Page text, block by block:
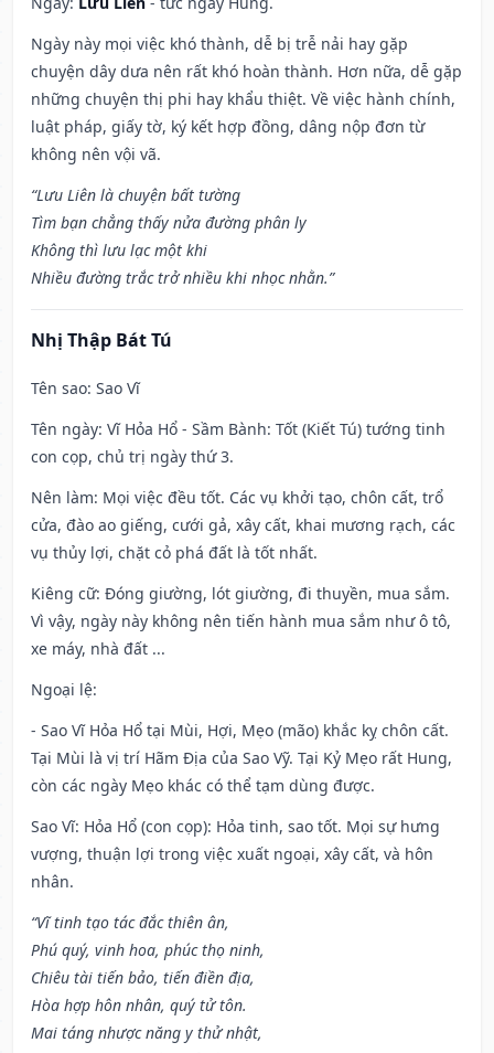
Ngày này mọi việc khó thành, dễ bị trễ nải hay gặp
chuyện dây dưa nên rất khó hoàn thành. Hơn nữa, dễ gặp
những chuyện thị phi hay khẩu thiệt. Về việc hành chính,
luật pháp, giấy tờ, ký kết hợp đồng, dâng nộp đơn từ
không nên vội vã.
“Lưu Liên là chuyện bất tường
Tìm bạn chẳng thấy nửa đường phân ly
Không thì lưu lạc một khi
Nhiều đường trắc trở nhiều khi nhọc nhằn.”
Nhị Thập Bát Tú
Tên sao: Sao Vĩ
Tên ngày: Vĩ Hỏa Hổ - Sầm Bành: Tốt (Kiết Tú) tướng tinh
con cọp, chủ trị ngày thứ 3.
Nên làm: Mọi việc đều tốt. Các vụ khởi tạo, chôn cất, trổ
cửa, đào ao giếng, cưới gả, xây cất, khai mương rạch, các
vụ thủy lợi, chặt cỏ phá đất là tốt nhất.
Kiêng cữ: Đóng giường, lót giường, đi thuyền, mua sắm.
Vì vậy, ngày này không nên tiến hành mua sắm như ô tô,
xe máy, nhà đất ...
Ngoại lệ:
- Sao Vĩ Hỏa Hổ tại Mùi, Hợi, Mẹo (mão) khắc kỵ chôn cất.
Tại Mùi là vị trí Hãm Địa của Sao Vỹ. Tại Kỷ Mẹo rất Hung,
còn các ngày Mẹo khác có thể tạm dùng được.
Sao Vĩ: Hỏa Hổ (con cọp): Hỏa tinh, sao tốt. Mọi sự hưng
vượng, thuận lợi trong việc xuất ngoại, xây cất, và hôn
nhân.
“Vĩ tinh tạo tác đắc thiên ân,
Phú quý, vinh hoa, phúc thọ ninh,
Chiêu tài tiến bảo, tiến điền địa,
Hòa hợp hôn nhân, quý tử tôn.
Mai táng nhược năng y thử nhật,